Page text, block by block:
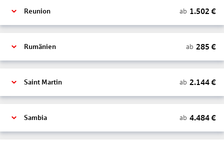
Reunion ab 1.502 €
Rumänien ab 285 €
Saint Martin ab 2.144€
Sambia ab 4.484€